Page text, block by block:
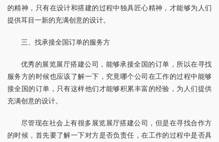
的精神，只有在设计和搭建的过程中独具匠心精神，才能够为人们
提供耳目一新的充满创意的设计。
三、找承接全国订单的服务方
优秀的展览展厅搭建公司，能够承接全国的订单，所以在寻找
服务方的时候也应该了解一下，究竟哪个公司在工作的过程中能够
接全国的订单，只有这样他们才能够积累丰富的经验，为人们提供
充满创意的设计。
尽管现在社会上有很多展览展厅搭建公司，但是在寻找合作方
的时候，首先要了解一下对方是否负责任，在工作的过程中是否具